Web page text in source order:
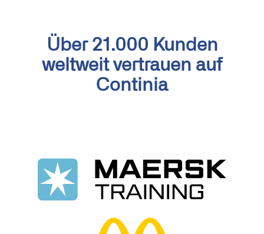
Über 21.000 Kunden
weltweit vertrauen auf
Continia